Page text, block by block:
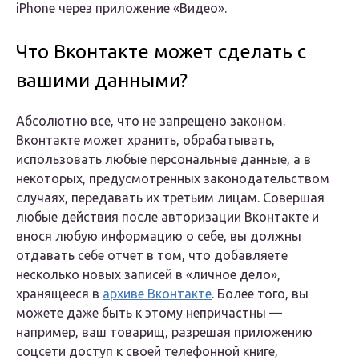
iPhone через приложение «Видео».
Что Вконтакте может сделать с
вашими данными?
Абсолютно все, что не запрещено законом.
Вконтакте может хранить, обрабатывать,
использовать любые персональные данные, а в
некоторых, предусмотренных законодательством
случаях, передавать их третьим лицам. Совершая
любые действия после авторизации Вконтакте и
внося любую информацию о себе, вы должны
отдавать себе отчет в том, что добавляете
несколько новых записей в «личное дело»,
хранящееся в архиве Вконтакте. Более того, вы
можете даже быть к этому непричастны —
например, ваш товарищ, разрешая приложению
соцсети доступ к своей телефонной книге,